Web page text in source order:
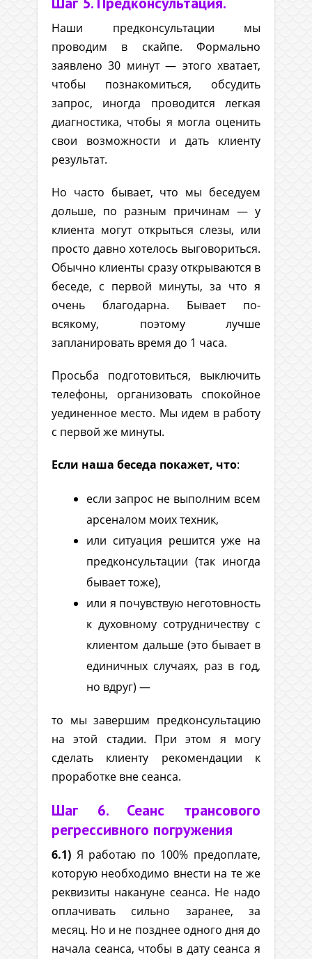
Наши предконсультации мы
проводим в скайпе. Формально
заявлено 30 минут — этого хватает,
чтобы познакомиться, обсудить
запрос, иногда проводится легкая
диагностика, чтобы я могла оценить
свои возможности и дать клиенту
результат.
Но часто бывает, что мы беседуем
дольше, по разным причинам — у
клиента могут открыться слезы, или
просто давно хотелось выговориться.
Обычно клиенты сразу открываются в
беседе, с первой минуты, за что я
очень благодарна. Бывает по-
всякому, поэтому лучше
запланировать время до 1 часа.
Просьба подготовиться, выключить
телефоны, организовать спокойное
уединенное место. Мы идем в работу
с первой же минуты.
Если наша беседа покажет, что:
если запрос не выполним всем
арсеналом моих техник,
или ситуация решится уже на
предконсультации (так иногда
бывает тоже),
или я почувствую неготовность
к духовному сотрудничеству с
клиентом дальше (это бывает в
единичных случаях, раз в год,
но вдруг) —
то мы завершим предконсультацию
на этой стадии. При этом я могу
сделать клиенту рекомендации к
проработке вне сеанса.
Шаг 6. Сеанс трансового
регрессивного погружения
6.1) Я работаю по 100% предоплате,
которую необходимо внести на те же
реквизиты накануне сеанса. Не надо
оплачивать сильно заранее, за
месяц. Но и не позднее одного дня до
начала сеанса, чтобы в дату сеанса я